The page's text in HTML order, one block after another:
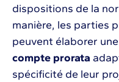
dispositions de la
manière, les parties
peuvent élaborer une
compte prorata
spécificité de leur